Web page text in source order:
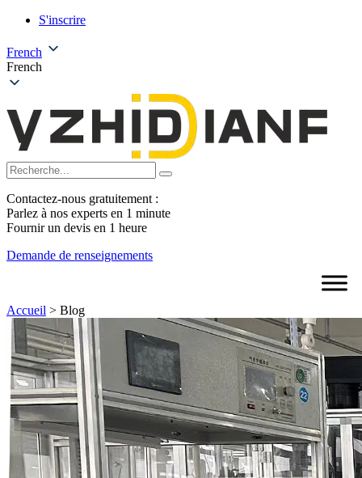
S'inscrire
French
French
Contactez-nous gratuitement :
Parlez à nos experts en 1 minute
Fournir un devis en 1 heure
Demande de renseignements
Accueil > Blog